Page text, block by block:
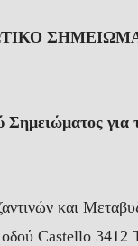
Σημειώματος
και
οδού Castello